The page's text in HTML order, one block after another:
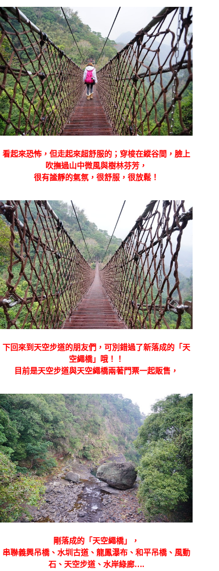
看起來恐怖，但走起來超舒服的；穿梭在縱谷間，臉上
吹撫過山中微風與樹林芬芳，
很有謐靜的氣氛，很舒服，很放鬆！
下回來到天空步道的朋友們，可別錯過了新落成的「天
空繩橋」哦！！
目前是天空步道與天空繩橋兩著門票一起販售，
剛落成的「天空繩橋」，
串聯義興吊橋、水圳古道、龍鳳瀑布、和平吊橋、風動
石、天空步道、水岸綠廊….